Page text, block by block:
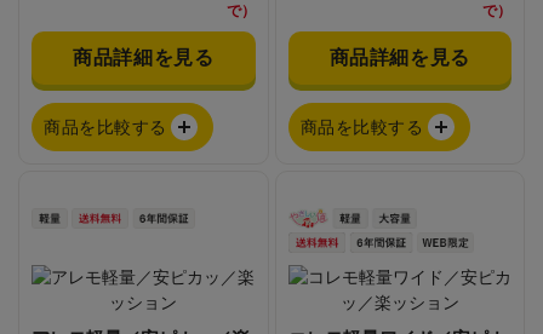
で）
商品詳細を見る
商品を比較する
で）
商品詳細を見る
商品を比較する